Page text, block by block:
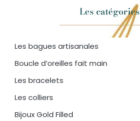
Les catégories
Les bagues artisanales
Boucle d’oreilles fait main
Les bracelets
Les colliers
Bijoux Gold Filled